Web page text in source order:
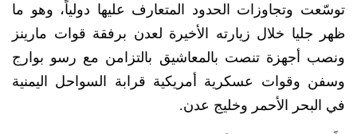
توسّعت وتجاوزات الحدود المتعارف عليها دولياً، وهو ما
ظهر جليا خلال زيارته الأخيرة لعدن برفقة قوات مارينز
ونصب أجهزة تنصت بالمعاشيق بالتزامن مع رسو بوارج
وسفن وقوات عسكرية أمريكية قرابة السواحل اليمنية
في البحر الأحمر وخليج عدن.